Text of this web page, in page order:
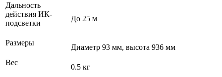
Дальность
действия ИК-
подсветки
До 25 м
Размеры
Диаметр 93 мм, высота 936 мм
Вес
0.5 кг